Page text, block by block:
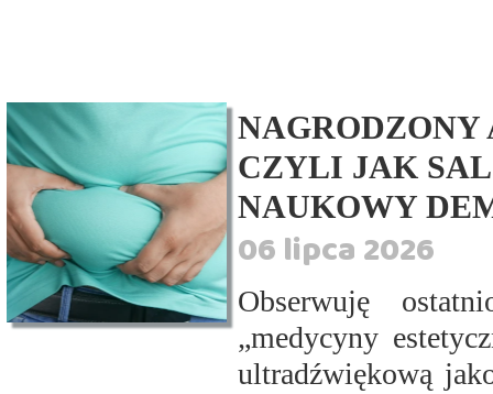
CZYLI JAK
NAUKOWY
06 lipca 2026
Obserwuję
„medycyny
ultradźwiękową